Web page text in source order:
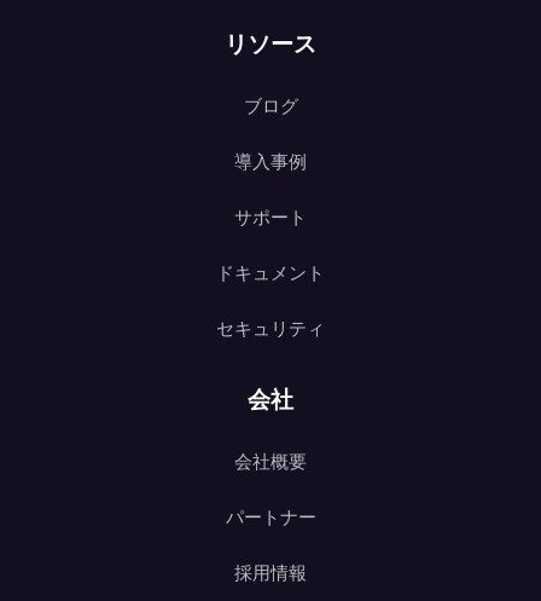
リソース
ブログ
導入事例
サポート
ドキュメント
セキュリティ
会社
会社概要
パートナー
採用情報